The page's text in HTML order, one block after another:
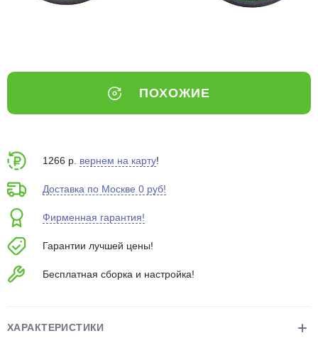
ПОХОЖИЕ
1266 р. вернем на карту!
Доставка по Москве 0 руб!
Фирменная гарантия!
Гарантии лучшей цены!
Бесплатная сборка и настройка!
ХАРАКТЕРИСТИКИ
25% картой любого банка
выбранный способом
Оставшиеся75% будут
Подробнее